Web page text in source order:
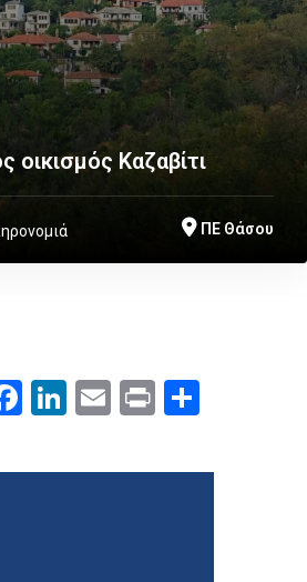
οικισμός Καζαβίτι
ΠΕ Θάσου
Facebook
LinkedIn
Email
Print